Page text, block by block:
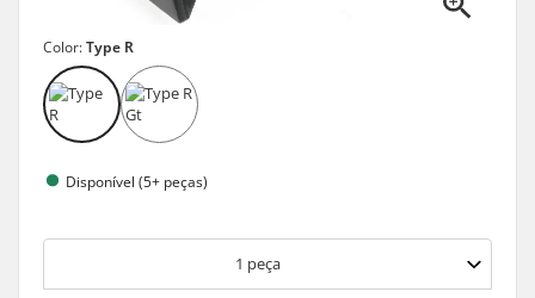
Color:Type R
Disponível (5+ peças)
1 peça